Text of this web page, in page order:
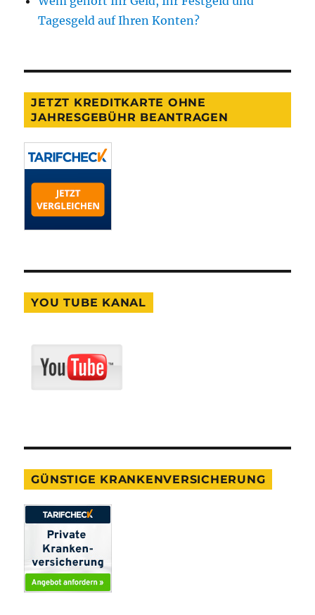
Tagesgeld auf Ihren Konten?
JETZT KREDITKARTE OHNE
JAHRESGEBÜHR BEANTRAGEN
YOU TUBE KANAL
GÜNSTIGE KRANKENVERSICHERUNG